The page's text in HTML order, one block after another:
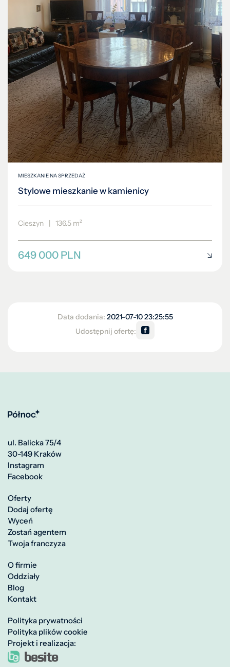
MIESZKANIE NA SPRZEDAŻ
Stylowe mieszkanie w kamienicy
Cieszyn | 136.5 m²
649 000 PLN
Data dodania: 2021-07-10 23:25:55
Udostępnij ofertę:
ul. Balicka 75/4
30-149 Kraków
Instagram
Facebook
Oferty
Dodaj ofertę
Wyceń
Zostań agentem
Twoja franczyza
O firmie
Oddziały
Blog
Kontakt
Polityka prywatności
Polityka plików cookie
Projekt i realizacja: